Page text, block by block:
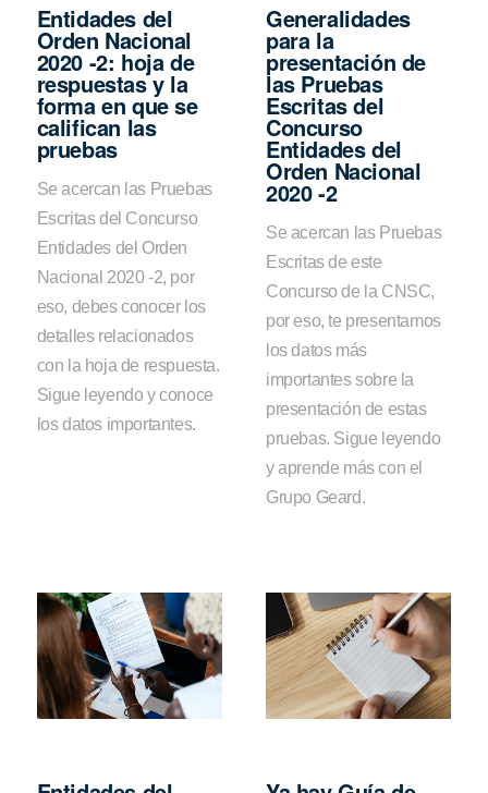
Entidades del
Orden Nacional
2020 -2: hoja de
respuestas y la
forma en que se
califican las
pruebas
Se acercan las Pruebas
Escritas del Concurso
Entidades del Orden
Nacional 2020 -2, por
eso, debes conocer los
detalles relacionados
con la hoja de respuesta.
Sigue leyendo y conoce
los datos importantes.
Generalidades
para la
presentación de
las Pruebas
Escritas del
Concurso
Entidades del
Orden Nacional
2020 -2
Se acercan las Pruebas
Escritas de este
Concurso de la CNSC,
por eso, te presentamos
los datos más
importantes sobre la
presentación de estas
pruebas. Sigue leyendo
y aprende más con el
Grupo Geard.